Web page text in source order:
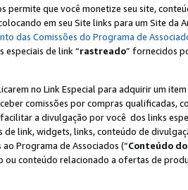
permite que você monetize seu site,
em seu Site links para um Site da
das Comissões do Programa de
de link “rastreado” fornecidos
no Link Especial para adquirir um
comissões por compras qualificadas,
a divulgação por você dos links
de link, widgets, links, conteúdo de
Programa de Associados (“Conteúdo
conteúdo relacionado a ofertas de